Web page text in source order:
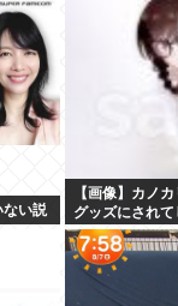
ない説
【画像】カノ
グッズにされ